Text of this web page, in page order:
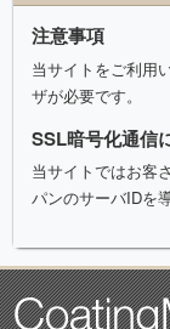
注意事項
当サイトをご利用
ザが必要です。
SSL暗号化通信
当サイトではお客
パンのサーバIDを